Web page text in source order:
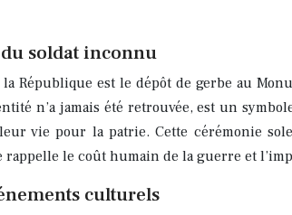
soldat inconnu
République est le dépôt de gerbe au
n’a jamais été retrouvée, est un
vie pour la patrie. Cette cérémonie
le coût humain de la guerre et
culturels